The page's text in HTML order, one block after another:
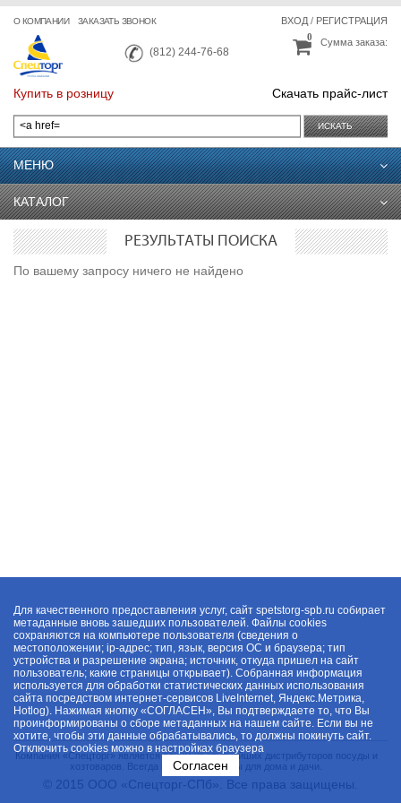
О КОМПАНИИ ЗАКАЗАТЬ ЗВОНОК
(812) 244-76-68
ВХОД/ РЕГИСТРАЦИЯ
Сумма заказа:
0
Купить в розницу Скачать прайс-лист
ИСКАТЬ
МЕНЮ
КАТАЛОГ
РЕЗУЛЬТАТЫ ПОИСКА
По вашему запросу ничего не найдено
Компания «Спецторг» является одним из крупнейших дистрибуторов посуды и
хозтоваров. Всегда в наличии товары для дома и дачи.
© 2015 ООО «Спецторг-СПб». Все права защищены.
Для качественного предоставления услуг, сайт spetstorg-spb.ru собирает
метаданные вновь зашедших пользователей. Файлы cookies
сохраняются на компьютере пользователя (сведения о
местоположении; ip-адрес; тип, язык, версия ОС и браузера; тип
устройства и разрешение экрана; источник, откуда пришел на сайт
пользователь; какие страницы открывает). Собранная информация
используется для обработки статистических данных использования
сайта посредством интернет-сервисов LiveInternet, Яндекс.Метрика,
Hotlog). Нажимая кнопку «СОГЛАСЕН», Вы подтверждаете то, что Вы
проинформированы о сборе метаданных на нашем сайте. Если вы не
хотите, чтобы эти данные обрабатывались, то должны покинуть сайт.
Отключить cookies можно в настройках браузера
Согласен